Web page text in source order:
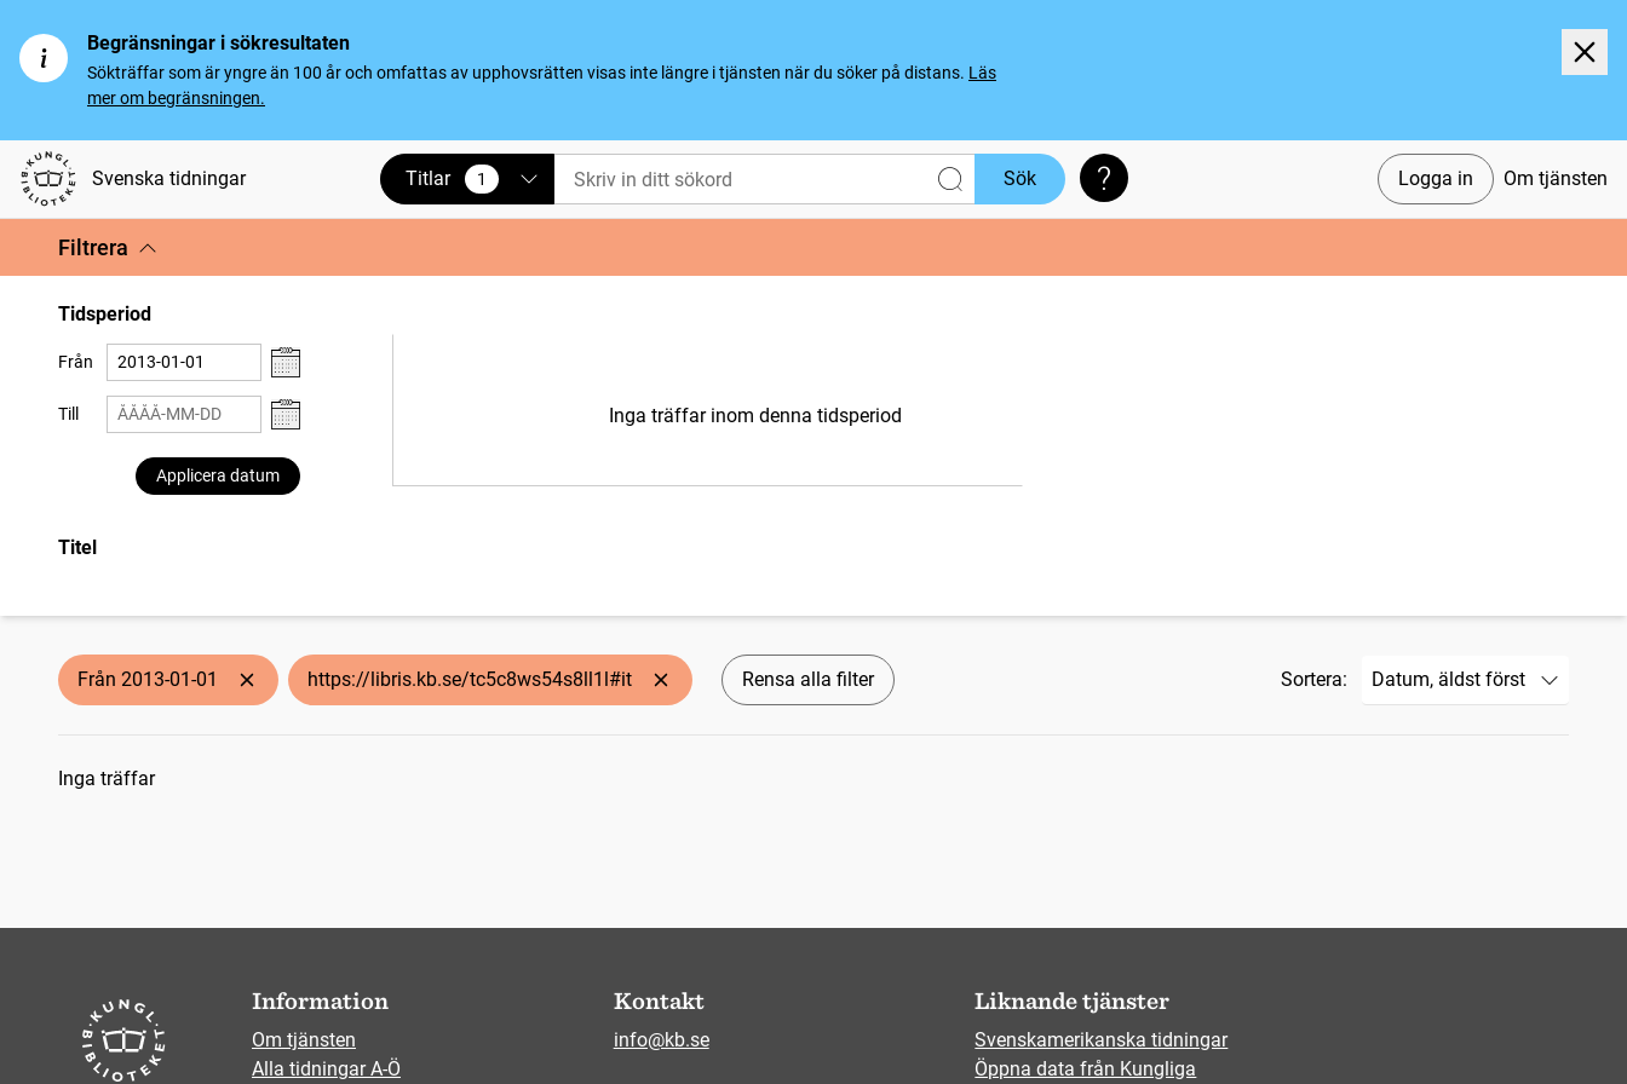
Begränsningar i sökresultaten
Sökträffar som är yngre än 100 år och omfattas av upphovsrätten visas inte längre i tjänsten när du söker på distans. Läs
mer om begränsningen.
Svenska tidningar Logga in Om tjänsten
Titlar 1
vald Sök Söktips
Filtrera
Tidsperiod
Från
Till
Applicera datum
Inga träffar inom denna tidsperiod
Titel
Från 2013-01-01 https://libris.kb.se/tc5c8ws54s8ll1l#it Rensa alla filter Sortera:
Sökresultat
Inga träffar
Information
Om tjänsten
Alla tidningar A-Ö
Kontakt
info@kb.se
Liknande tjänster
Svenskamerikanska tidningar
Öppna data från Kungliga